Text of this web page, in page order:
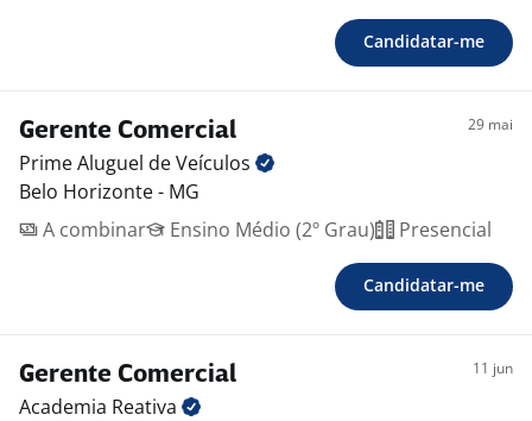
Candidatar-me
Gerente Comercial 29 mai
Prime Aluguel deVeículos
Belo Horizonte - MG
A combinar
Ensino Médio (2º Grau) Presencial
Candidatar-me
Gerente Comercial 11 jun
Academia Reativa